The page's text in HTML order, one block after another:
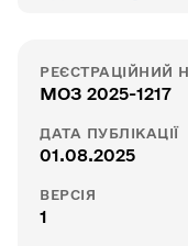
РЕЄСТРАЦІЙНИЙ
МОЗ 2025-1217
ДАТА ПУБЛІКАЦІЇ
01.08.2025
ВЕРСІЯ
1